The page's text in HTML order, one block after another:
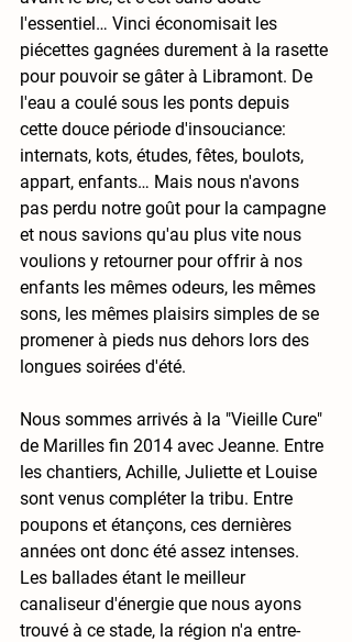
l'essentiel… Vinci économisait les
piécettes gagnées durement à la rasette
pour pouvoir se gâter à Libramont. De
l'eau a coulé sous les ponts depuis
cette douce période d'insouciance:
internats, kots, études, fêtes, boulots,
appart, enfants… Mais nous n'avons
pas perdu notre goût pour la campagne
et nous savions qu'au plus vite nous
voulions y retourner pour offrir à nos
enfants les mêmes odeurs, les mêmes
sons, les mêmes plaisirs simples de se
promener à pieds nus dehors lors des
longues soirées d'été.
Nous sommes arrivés à la "Vieille Cure"
de Marilles fin 2014 avec Jeanne. Entre
les chantiers, Achille, Juliette et Louise
sont venus compléter la tribu. Entre
poupons et étançons, ces dernières
années ont donc été assez intenses.
Les ballades étant le meilleur
canaliseur d'énergie que nous ayons
trouvé à ce stade, la région n'a entre-